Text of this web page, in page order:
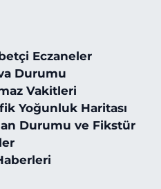
Eczaneler
Durumu
Vakitleri
Yoğunluk Haritası
Durumu ve Fikstür